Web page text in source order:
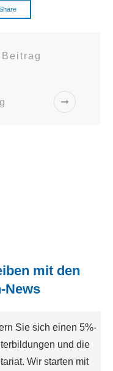
mit den
News
Sie sich einen 5%-
und die
Wir starten mit